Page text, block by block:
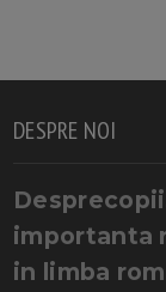
DESPRE NOI
importanta
in limba